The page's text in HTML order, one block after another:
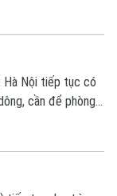
Độ ẩm khá cao,
Hà Nội tiếp tục có
cần để phòng